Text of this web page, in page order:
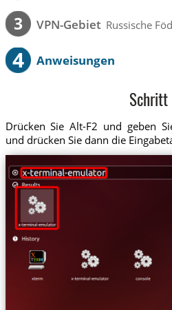
3 VPN-Gebiet Russische
4 Anweisungen
Schritt 1
Drücken Sie Alt-F2 und geben
und drücken Sie dann die